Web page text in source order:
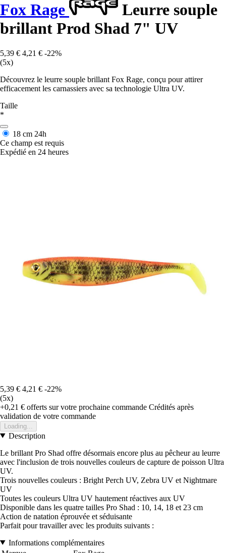
Fox Rage
Leurre souple
brillant Prod Shad 7" UV
5,39 € 4,21 € -22%
(5x)
Découvrez le leurre souple brillant Fox Rage, conçu pour attirer
efficacement les carnassiers avec sa technologie Ultra UV.
Taille
*
18 cm 24h
Ce champ est requis
Expédié en 24 heures
5,39 € 4,21 € -22%
(5x)
+0,21 € offerts sur votre prochaine commande Crédités après
validation de votre commande
Loading...
Description
Le brillant Pro Shad offre désormais encore plus au pêcheur au leurre
avec l'inclusion de trois nouvelles couleurs de capture de poisson Ultra
UV.
Trois nouvelles couleurs : Bright Perch UV, Zebra UV et Nightmare
UV
Toutes les couleurs Ultra UV hautement réactives aux UV
Disponible dans les quatre tailles Pro Shad : 10, 14, 18 et 23 cm
Action de natation éprouvée et séduisante
Parfait pour travailler avec les produits suivants :
Informations complémentaires